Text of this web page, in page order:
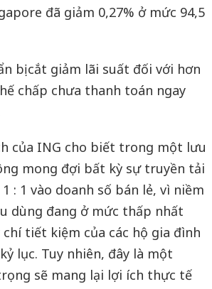
đã giảm 0,27% ở mức 94,5
bị cắt giảm lãi suất đối với hơn
chấp chưa thanh toán ngay
của ING cho biết trong một lưu
mong đợi bất kỳ sự truyền tải
: 1 vào doanh số bán lẻ, vì niềm
dùng đang ở mức thấp nhất
tiết kiệm của các hộ gia đình
lục. Tuy nhiên, đây là một
sẽ mang lại lợi ích thực tế